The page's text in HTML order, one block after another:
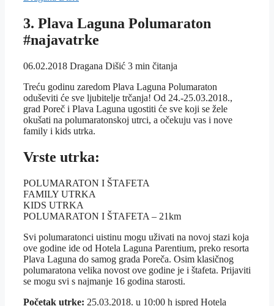
3. Plava Laguna Polumaraton
#najavatrke
06.02.2018 Dragana Dišić 3 min čitanja
Treću godinu zaredom Plava Laguna Polumaraton
oduševiti će sve ljubitelje trčanja! Od 24.-25.03.2018.,
grad Poreč i Plava Laguna ugostiti će sve koji se žele
okušati na polumaratonskoj utrci, a očekuju vas i nove
family i kids utrka.
Vrste utrka:
POLUMARATON I ŠTAFETA
FAMILY UTRKA
KIDS UTRKA
POLUMARATON I ŠTAFETA – 21km
Svi polumaratonci uistinu mogu uživati na novoj stazi koja
ove godine ide od Hotela Laguna Parentium, preko resorta
Plava Laguna do samog grada Poreča. Osim klasičnog
polumaratona velika novost ove godine je i štafeta. Prijaviti
se mogu svi s najmanje 16 godina starosti.
Početak utrke: 25.03.2018. u 10:00 h ispred Hotela